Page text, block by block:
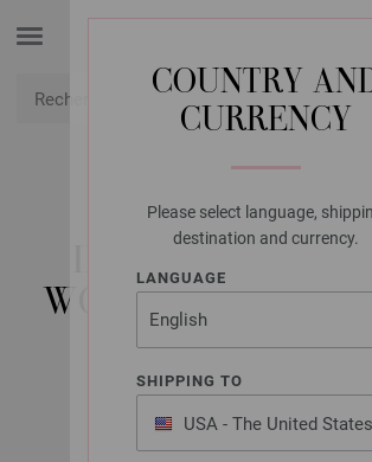
COUNTRY
CURRENCY
Please select language,
destination and currency.
LANGUAGE
SHIPPING TO
USA - The United States
of America
FILATI STUDIO
INFINITY LOOP
WOOL LACE &
BRAUTLOOKS No. 1 - Print@Home |